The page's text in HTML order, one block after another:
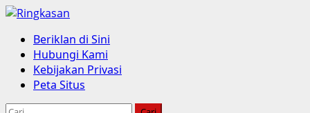
Skip
content
Primary
Menu
Beriklan di Sini
Hubungi Kami
Kebijakan Privasi
Peta Situs